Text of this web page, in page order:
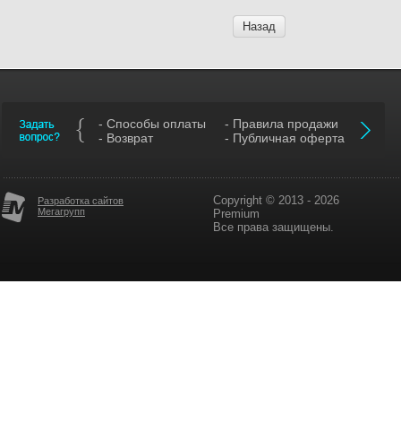
Назад
Copyright © 2013 - 2026
Premium
Все права защищены.
Разработка сайтов
Мегагрупп
- Способы оплаты
- Возврат
- Правила продажи
- Публичная оферта